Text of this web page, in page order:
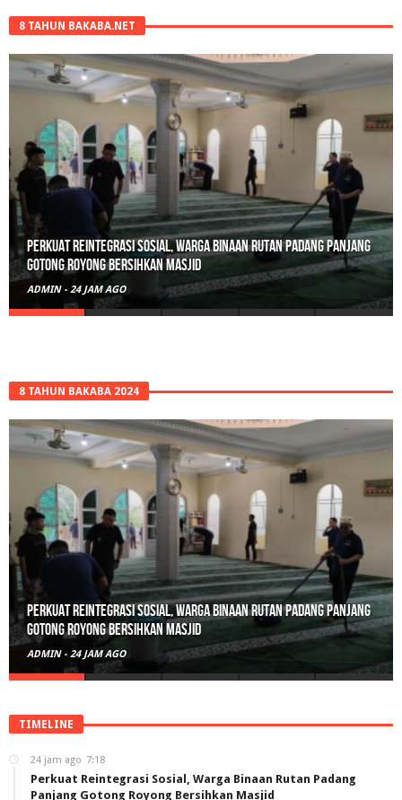
8 TAHUN BAKABA.NET
Perkuat Reintegrasi Sosial, Warga Binaan Rutan Padang Panjang
Gotong Royong Bersihkan Masjid
ADMIN - 24 JAM AGO
8 TAHUN BAKABA 2024
Perkuat Reintegrasi Sosial, Warga Binaan Rutan Padang Panjang
Gotong Royong Bersihkan Masjid
ADMIN - 24 JAM AGO
TIMELINE
24 jam ago 7:18
Perkuat Reintegrasi Sosial, Warga Binaan Rutan Padang
Panjang Gotong Royong Bersihkan Masjid